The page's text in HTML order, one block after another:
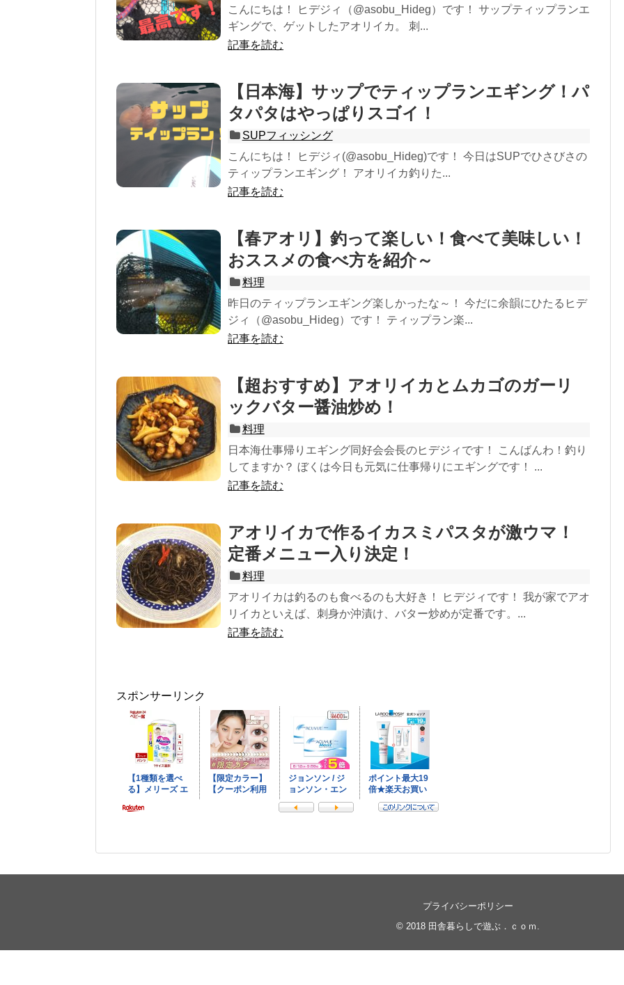
こんにちは！ ヒデジィ（@asobu_Hideg）です！ サップティップランエ
ギングで、ゲットしたアオリイカ。 刺...
記事を読む
【日本海】サップでティップランエギング！パ
タパタはやっぱりスゴイ！
SUPフィッシング
こんにちは！ ヒデジィ(@asobu_Hideg)です！ 今日はSUPでひさびさの
ティップランエギング！ アオリイカ釣りた...
記事を読む
【春アオリ】釣って楽しい！食べて美味しい！
おススメの食べ方を紹介～
料理
昨日のティップランエギング楽しかったな～！ 今だに余韻にひたるヒデ
ジィ（@asobu_Hideg）です！ ティップラン楽...
記事を読む
【超おすすめ】アオリイカとムカゴのガーリ
ックバター醤油炒め！
料理
日本海仕事帰りエギング同好会会長のヒデジィです！ こんばんわ！釣り
してますか？ ぼくは今日も元気に仕事帰りにエギングです！ ...
記事を読む
アオリイカで作るイカスミパスタが激ウマ！
定番メニュー入り決定！
料理
アオリイカは釣るのも食べるのも大好き！ ヒデジィです！ 我が家でアオ
リイカといえば、刺身か沖漬け、バター炒めが定番です。...
記事を読む
スポンサーリンク
プライバシーポリシー
© 2018 田舎暮らしで遊ぶ．ｃｏｍ .